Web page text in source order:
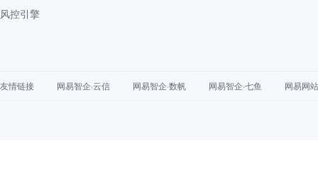
风控引擎
友情链接 网易智企·云信 网易智企·数帆 网易智企·七鱼 网易网